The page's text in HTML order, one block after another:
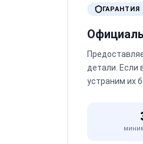
ГАРАНТИЯ
детали. Если
устраним их